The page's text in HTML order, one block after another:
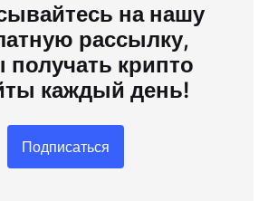
на нашу
рассылку,
получать крипто
каждый день!
Подписаться